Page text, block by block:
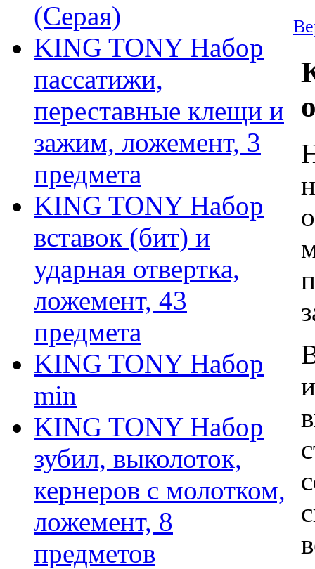
(Серая)
KING TONY Набор
пассатижи,
переставные клещи и
зажим, ложемент, 3
предмета
KING TONY Набор
вставок (бит) и
ударная отвертка,
ложемент, 43
предмета
KING TONY Набор
min
KING TONY Набор
зубил, выколоток,
кернеров с молотком,
ложемент, 8
предметов